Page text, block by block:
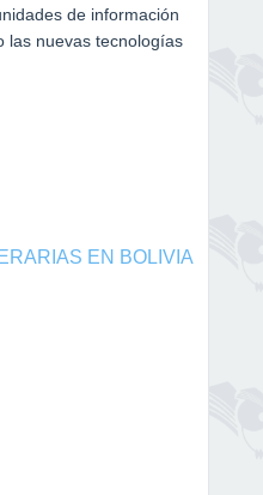
de información
las nuevas tecnologías
EN BOLIVIA